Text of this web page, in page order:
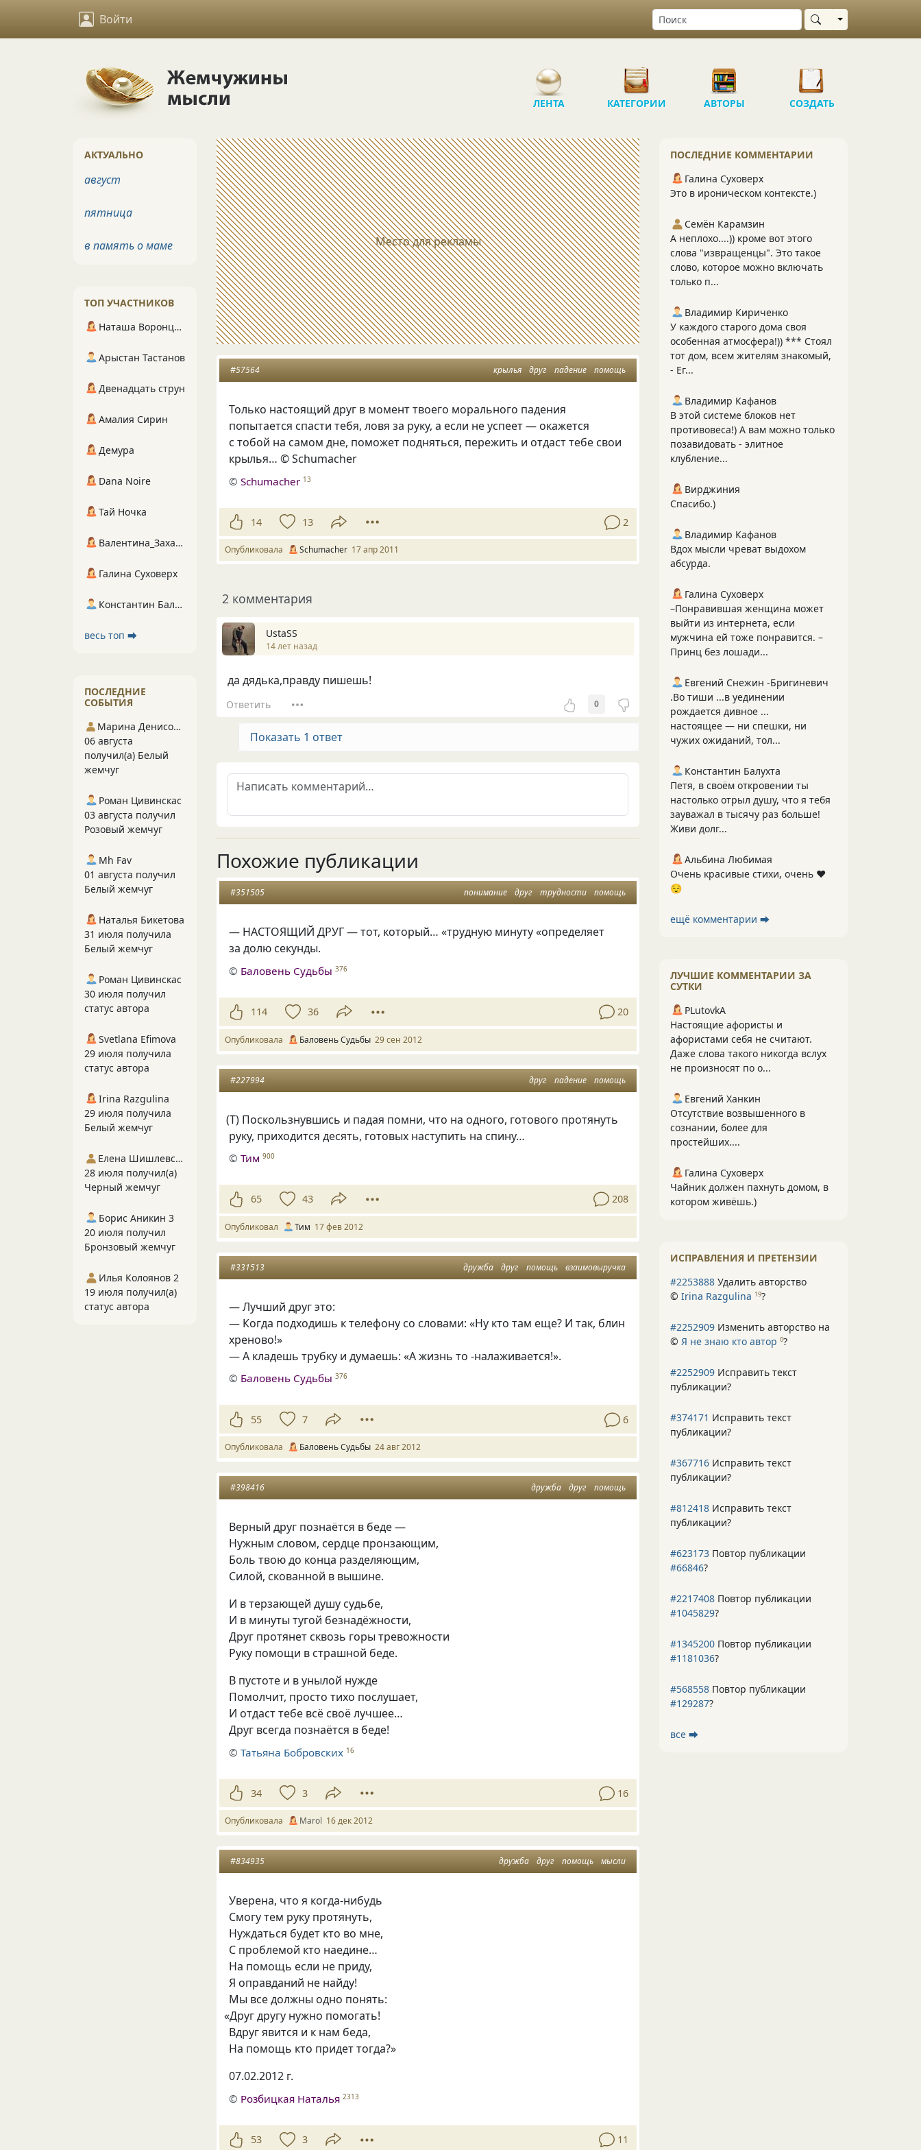
Войти Выбрать область
ЛЕНТА КАТЕГОРИИ АВТОРЫ СОЗДАТЬ
Место для рекламы
крылья друг падение помощь
#57564
Только настоящий друг в момент твоего морального падения
попытается спасти тебя, ловя за руку, а если не успеет — окажется
с тобой на самом дне, поможет подняться, пережить и отдаст тебе свои
крылья… © Schumacher
©Schumacher 13
14 13 2
Опубликовала Schumacher 17 апр 2011
2 комментария
UstaSS
14 лет назад
да дядька,правду пишешь!
Ответить 0
Показать 1 ответ
Похожие публикации
понимание друг трудности помощь
#351505
— НАСТОЯЩИЙ ДРУГ — тот, который… «трудную минуту«определяет
за долю секунды.
© Баловень Судьбы 376
114 36 20
Опубликовала Баловень Судьбы 29 сен 2012
друг падение помощь
#227994
(Т) Поскользнувшись и падая помни, что на одного, готового протянуть
руку, приходится десять, готовых наступить на спину…
©Тим 900
65 43 208
Опубликовал Тим 17 фев 2012
дружба друг помощь взаимовыручка
#331513
— Лучший друг это:
— Когда подходишь к телефону со словами: «Ну кто там еще? И так, блин
хреново!»
— А кладешь трубку и думаешь: «А жизнь то -налаживается!».
© Баловень Судьбы 376
55 7 6
Опубликовала Баловень Судьбы 24 авг 2012
дружба друг помощь
#398416
Верный друг познаётся в беде —
Нужным словом, сердце пронзающим,
Боль твою до конца разделяющим,
Силой, скованной в вышине.
И в терзающей душу судьбе,
И в минуты тугой безнадёжности,
Друг протянет сквозь горы тревожности
Руку помощи в страшной беде.
В пустоте и в унылой нужде
Помолчит, просто тихо послушает,
И отдаст тебе всё своё лучшее…
Друг всегда познаётся в беде!
©Татьяна Бобровских 16
34 3 16
Опубликовала Marol 16 дек 2012
дружба друг помощь мысли
#834935
Уверена, что я когда-нибудь
Смогу тем руку протянуть,
Нуждаться будет кто во мне,
С проблемой кто наедине…
На помощь если не приду,
Я оправданий не найду!
Мы все должны одно понять:
«Друг другу нужно помогать!
Вдруг явится и к нам беда,
На помощь кто придет тогда?»
07.02.2012 г.
© Розбицкая Наталья 2313
53 3 11
ПОСЛЕДНИЕ КОММЕНТАРИИ
Галина Суховерх
Это в ироническом контексте.)
Семён Карамзин
А неплохо....)) кроме вот этого
слова "извращенцы". Это такое
слово, которое можно включать
только п...
Владимир Кириченко
У каждого старого дома своя
особенная атмосфера!)) *** Стоял
тот дом, всем жителям знакомый,
- Ег...
Владимир Кафанов
В этой системе блоков нет
противовеса!) А вам можно только
позавидовать - элитное
клубление...
Вирджиния
Спасибо.)
Владимир Кафанов
Вдох мысли чреват выдохом
абсурда.
Галина Суховерх
–Понравившая женщина может
выйти из интернета, если
мужчина ей тоже понравится. –
Принц без лошади...
Евгений Снежин -Бригиневич
.Во тиши ...в уединении
рождается дивное ...
настоящее — ни спешки, ни
чужих ожиданий, тол...
Константин Балухта
Петя, в своём откровении ты
настолько отрыл душу, что я тебя
зауважал в тысячу раз больше!
Живи долг...
Альбина Любимая
Очень красивые стихи, очень ❤️
😌
ещё комментарии ⮕
ЛУЧШИЕ КОММЕНТАРИИ ЗА
СУТКИ
PLutоvkА
Настоящие афористы и
афористами себя не считают.
Даже слова такого никогда вслух
не произносят по о...
Евгений Ханкин
Отсутствие возвышенного в
сознании, более для
простейших....
Галина Суховерх
Чайник должен пахнуть домом, в
котором живёшь.)
ИСПРАВЛЕНИЯ И ПРЕТЕНЗИИ
#2253888 Удалить авторство
© Irina Razgulina 19?
#2252909 Изменить авторство на
© Я не знаю кто автор 0?
#2252909 Исправить текст
публикации?
#374171 Исправить текст
публикации?
#367716 Исправить текст
публикации?
#812418 Исправить текст
публикации?
#623173 Повтор публикации
#66846?
#2217408 Повтор публикации
#1045829?
#1345200 Повтор публикации
#1181036?
#568558 Повтор публикации
#129287?
все ⮕
АКТУАЛЬНО
август
пятница
в память о маме
ТОП УЧАСТНИКОВ
Наташа Воронцова
Арыстан Тастанов
Двенадцать струн
Амалия Сирин
Демура
Dana Noire
Тай Ночка
Валентина_Захарова
Галина Суховерх
Константин Балухта
весь топ ⮕
ПОСЛЕДНИЕ
СОБЫТИЯ
Марина Денисова 5
06 августа
получил(а) Белый
жемчуг
Роман Цивинскас
03 августа получил
Розовый жемчуг
Mh Fav
01 августа получил
Белый жемчуг
Наталья Бикетова
31 июля получила
Белый жемчуг
Роман Цивинскас
30 июля получил
статус автора
Svetlana Efimova
29 июля получила
статус автора
Irina Razgulina
29 июля получила
Белый жемчуг
Елена Шишлевская
28 июля получил(а)
Черный жемчуг
Борис Аникин 3
20 июля получил
Бронзовый жемчуг
Илья Колоянов 2
19 июля получил(а)
статус автора